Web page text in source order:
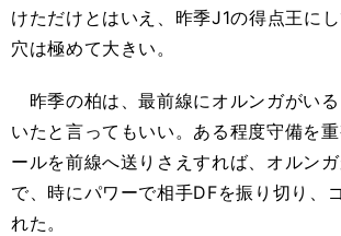
けただけとはいえ、昨季J1の得点王に
穴は極めて大きい。
昨季の柏は、最前線にオルンガがい
いたと言ってもいい。ある程度守備を
ールを前線へ送りさえすれば、オルン
で、時にパワーで相手DFを振り切り、
れた。